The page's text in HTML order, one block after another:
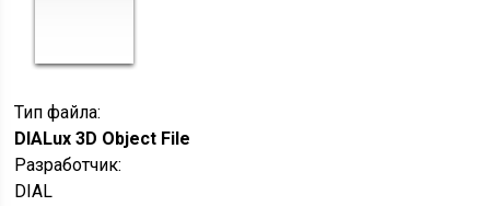
Тип файла:
DIALux 3D Object File
Разработчик:
DIAL